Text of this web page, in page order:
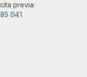
previa:
041